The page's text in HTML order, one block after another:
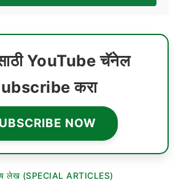
YouTube चॅनेल
करा
NOW
लेख (SPECIAL ARTICLES)